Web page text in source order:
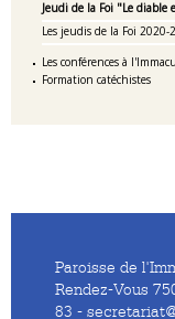
Jeudi de la Foi "Le
Les jeudis de la Foi 2020-
Les conférences à
Formation catéchistes
Paroisse de
Rendez-Vous
83 -